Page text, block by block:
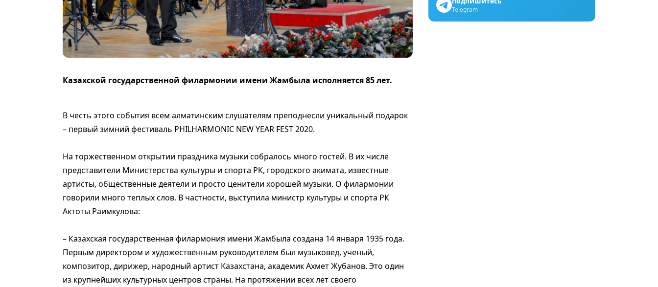
Казахской государственной филармонии имени Жамбыла исполняется 85 лет.
В честь этого события всем алматинским слушателям преподнесли уникальный подарок
– первый зимний фестиваль PHILHARMONIC NEW YEAR FEST 2020.
На торжественном открытии праздника музыки собралось много гостей. В их числе
представители Министерства культуры и спорта РК, городского акимата, известные
артисты, общественные деятели и просто ценители хорошей музыки. О филармонии
говорили много теплых слов. В частности, выступила министр культуры и спорта РК
Актоты Раимкулова:
– Казахская государственная филармония имени Жамбыла создана 14 января 1935 года.
Первым директором и художественным руководителем был музыковед, ученый,
композитор, дирижер, народный артист Казахстана, академик Ахмет Жубанов. Это один
из крупнейших культурных центров страны. На протяжении всех лет своего
Telegram